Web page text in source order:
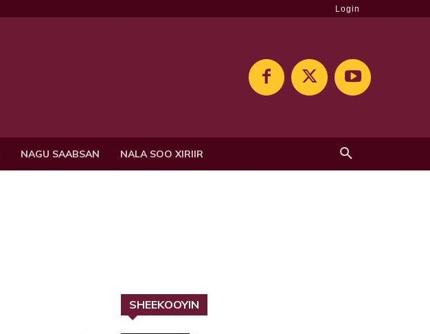
Login
NAGU SAABSAN NALA SOO XIRIIR
SHEEKOOYIN